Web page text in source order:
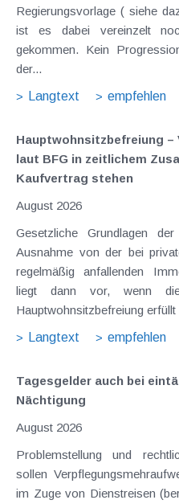
Regierungsvorlage ( siehe
ist es dabei vereinzelt
gekommen. Kein Progressionsvorbehalt bei der Erhöhung
der...
Langtext
empfehlen
Hauptwohnsitz​­befreiung
laut BFG in zeitlichem
Kaufvertrag stehen
August 2026
Gesetzliche Grundlagen der
Ausnahme von der bei
regelmäßig anfallenden
liegt dann vor, wenn
Hauptwohnsitzbefreiung erfüllt
Langtext
empfehlen
Tagesgelder auch bei
Nächtigung
August 2026
Problemstellung und rechtlicher
sollen
im Zuge von Dienstreisen